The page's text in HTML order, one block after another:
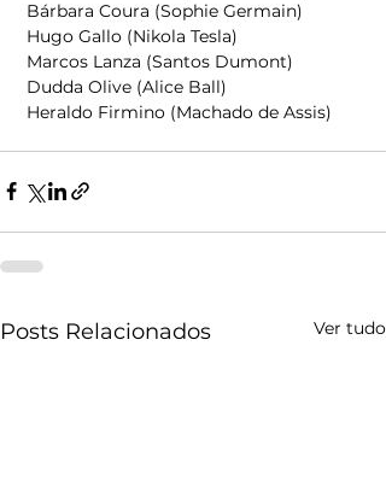
Bárbara Coura (Sophie Germain)
Hugo Gallo (Nikola Tesla)
Marcos Lanza (Santos Dumont)
Dudda Olive (Alice Ball)
Heraldo Firmino (Machado de Assis)
Posts Relacionados Ver tudo